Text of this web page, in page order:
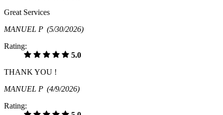
Great Services
MANUEL P (5/30/2026)
Rating:
5.0
THANK YOU !
MANUEL P (4/9/2026)
Rating: